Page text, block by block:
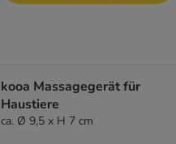
kooa Massagegerät für
Haustiere
ca. Ø 9,5 x H 7 cm